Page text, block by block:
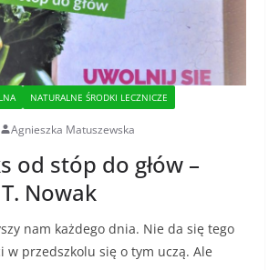
NATURALNE ŚRODKI LECZNICZE
Agnieszka Matuszewska
od stóp do głów –
Nowak
nam każdego dnia. Nie da się tego
w przedszkolu się o tym uczą. Ale